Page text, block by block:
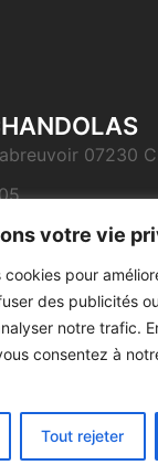
votre vie
cookies pour
des publicités
notre trafic.
consentez à
Tout rejeter
07230
Fièrement